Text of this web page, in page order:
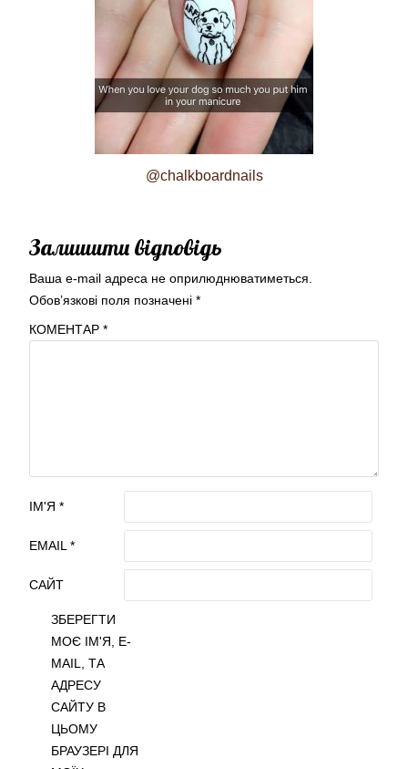
@chalkboardnails
Залишити відповідь
Ваша e-mail адреса не оприлюднюватиметься.
Обов’язкові поля позначені *
КОМЕНТАР *
ІМ'Я *
EMAIL *
САЙТ
ЗБЕРЕГТИ
МОЄ ІМ'Я, E-
MAIL, ТА
АДРЕСУ
САЙТУ В
ЦЬОМУ
БРАУЗЕРІ ДЛЯ